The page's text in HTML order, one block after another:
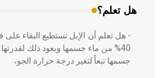
هل تعلم؟
- هل تعلم أن الإبل تستطيع البقاء على
40% من ماء جسمها ويعود ذلك
جسمها تبعاً لتغير درجة حرارة الجو،